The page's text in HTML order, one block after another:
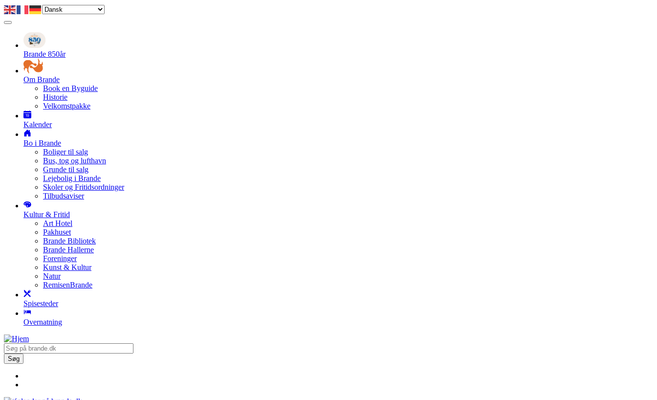
Gå
til
hovedindhold
Primær
navigation
Brande 850år
Om Brande
Book en Byguide
Historie
Velkomstpakke
Kalender
Bo i Brande
Boliger til salg
Bus, tog og lufthavn
Grunde til salg
Lejebolig i Brande
Skoler og Fritidsordninger
Tilbudsaviser
Kultur & Fritid
Art Hotel
Pakhuset
Brande Bibliotek
Brande Hallerne
Foreninger
Kunst & Kultur
Natur
RemisenBrande
Spisesteder
Overnatning